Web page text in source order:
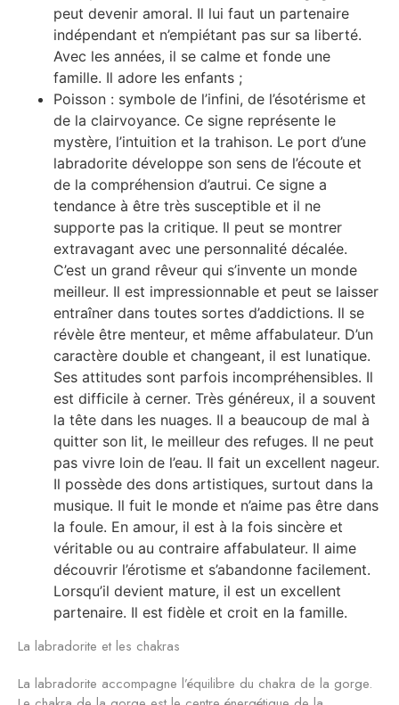
peut devenir amoral. Il lui faut un partenaire
indépendant et n’empiétant pas sur sa liberté.
Avec les années, il se calme et fonde une
famille. Il adore les enfants ;
Poisson : symbole de l’infini, de l’ésotérisme et
de la clairvoyance. Ce signe représente le
mystère, l’intuition et la trahison. Le port d’une
labradorite développe son sens de l’écoute et
de la compréhension d’autrui. Ce signe a
tendance à être très susceptible et il ne
supporte pas la critique. Il peut se montrer
extravagant avec une personnalité décalée.
C’est un grand rêveur qui s’invente un monde
meilleur. Il est impressionnable et peut se laisser
entraîner dans toutes sortes d’addictions. Il se
révèle être menteur, et même affabulateur. D’un
caractère double et changeant, il est lunatique.
Ses attitudes sont parfois incompréhensibles. Il
est difficile à cerner. Très généreux, il a souvent
la tête dans les nuages. Il a beaucoup de mal à
quitter son lit, le meilleur des refuges. Il ne peut
pas vivre loin de l’eau. Il fait un excellent nageur.
Il possède des dons artistiques, surtout dans la
musique. Il fuit le monde et n’aime pas être dans
la foule. En amour, il est à la fois sincère et
véritable ou au contraire affabulateur. Il aime
découvrir l’érotisme et s’abandonne facilement.
Lorsqu’il devient mature, il est un excellent
partenaire. Il est fidèle et croit en la famille.
La labradorite et les chakras
La labradorite accompagne l’équilibre du chakra de la gorge.